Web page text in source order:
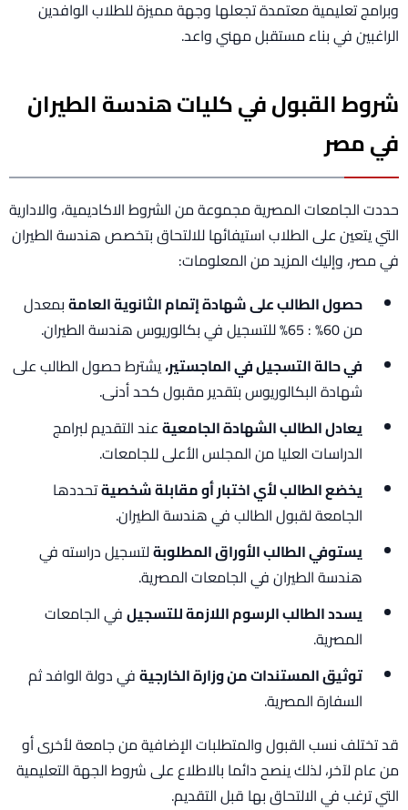
وبرامج تعليمية معتمدة تجعلها وجهة مميزة للطلاب الوافدين
الراغبين في بناء مستقبل مهني واعد.
شروط القبول في كليات هندسة الطيران
في مصر
حددت الجامعات المصرية مجموعة من الشروط الاكاديمية، والادارية
التي يتعين على الطلاب استيفائها للالتحاق بتخصص هندسة الطيران
في مصر، وإليك المزيد من المعلومات:
حصول الطالب على شهادة إتمام الثانوية العامةبمعدل
من 60% : 65% للتسجيل في بكالوريوس هندسة الطيران.
في حالة التسجيل في الماجستير،يشترط حصول الطالب على
شهادة البكالوريوس بتقدير مقبول كحد أدنى.
يعادل الطالب الشهادة الجامعيةعند التقديم لبرامج
الدراسات العليا من المجلس الأعلى للجامعات.
يخضع الطالب لأي اختبار أو مقابلة شخصيةتحددها
الجامعة لقبول الطالب في هندسة الطيران.
يستوفي الطالب الأوراق المطلوبةلتسجيل دراسته في
هندسة الطيران في الجامعات المصرية.
يسدد الطالب الرسوم اللازمة للتسجيلفي الجامعات
المصرية.
توثيق المستندات من وزارة الخارجيةفي دولة الوافد ثم
السفارة المصرية.
قد تختلف نسب القبول والمتطلبات الإضافية من جامعة لأخرى أو
من عام لآخر، لذلك ينصح دائما بالاطلاع على شروط الجهة التعليمية
التي ترغب في الالتحاق بها قبل التقديم.